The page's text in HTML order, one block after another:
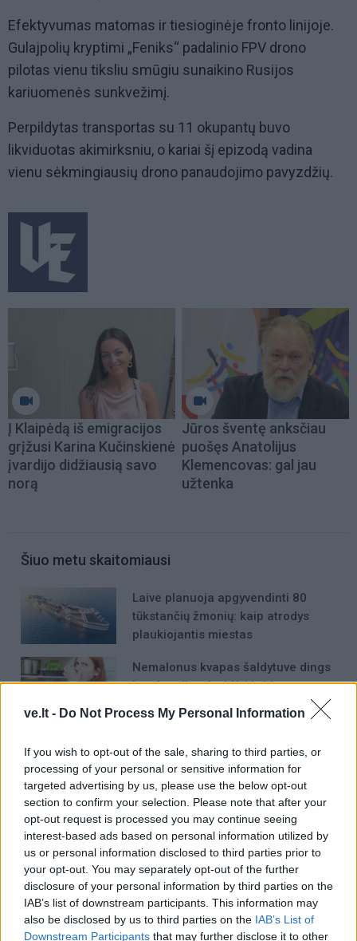
ve.lt - Do Not Process My Personal Information
If you wish to opt-out of the sale, sharing to third parties, or
processing of your personal or sensitive information for
targeted advertising by us, please use the below opt-out
section to confirm your selection. Please note that after your
opt-out request is processed you may continue seeing
interest-based ads based on personal information utilized by
us or personal information disclosed to third parties prior to
your opt-out. You may separately opt-out of the further
disclosure of your personal information by third parties on the
IAB’s list of downstream participants. This information may
also be disclosed by us to third parties on the IAB’s List of
Downstream Participants that may further disclose it to other
Efektyvumas matomas ir tiesioginėje fronto linijoje.
Gulajpolių kryptimi „Feniks“ padalinio FPV drono
pilotas vienu tiksliu smūgiu sunaikino Rusijos
kariuomenės sunkvežimį.
Perpildytas transportas su 11 okupantų buvo
likviduotas akimirksniu, o kariai šį epizodą vadina
vienu sėkmingiausių drono panaudojimo pavyzdžių.
Į Klaipėdą iš emigracijos
grįžusi Karina Kučinskienė
įvardijo didžiausią savo
norą
Jūros šventę anksčiau
puošęs Anatolijus
Klemencovas: gal jau
užtenka
Šiuo metu skaitomiausi
Laive planuoja apgyvendinti 80
tūkstančių žmonių: kaip atrodys
plaukiojantis miestas
Nemalonus kvapas šaldytuve dings
be chemijos: ką įdėti į vidų
nauja prognozė
Raktažodžiai
Rusija ukraina karinis konfliktas
atakos
VE.lt Analitika
oro gynyba